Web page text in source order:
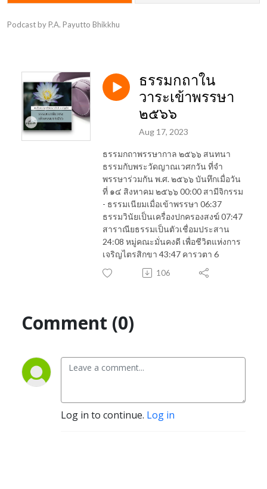
Podcast by P.A. Payutto Bhikkhu
ธรรมกถาใน
วาระเข้าพรรษา
๒๕๖๖
Aug 17, 2023
ธรรมกถาพรรษากาล ๒๕๖๖ สนทนา
ธรรมกับพระวัดญาณเวศกวัน ที่จำ
พรรษาร่วมกัน พ.ศ. ๒๕๖๖ บันทึกเมื่อวัน
ที่ ๑๔ สิงหาคม ๒๕๖๖ 00:00 สามีจิกรรม
- ธรรมเนียมเมื่อเข้าพรรษา 06:37
ธรรมวินัยเป็นเครื่องปกครองสงฆ์ 07:47
สาราณียธรรมเป็นตัวเชื่อมประสาน
24:08 หมู่คณะมั่นคงดี เพื่อชีวิตแห่งการ
เจริญไตรสิกขา 43:47 คารวตา 6
106
Comment (0)
Log in to continue. Log in